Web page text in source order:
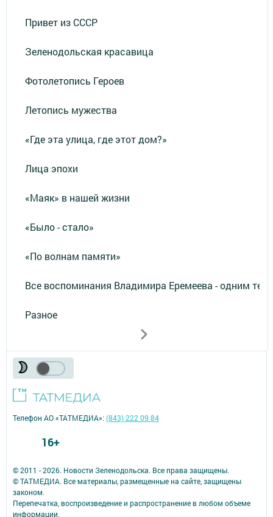
Привет из СССР
Зеленодольская красавица
Фотолетопись Героев
Летопись мужества
«Где эта улица, где этот дом?»
Лица эпохи
«Маяк» в нашей жизни
«Было - стало»
«По волнам памяти»
Все воспоминания Владимира Еремеева - одним
Разное
© 2011 - 2026. Новости Зеленодольска. Все права защищены.
© ТАТМЕДИА. Все материалы, размещенные на сайте, защищены
законом.
Перепечатка, воспроизведение и распространение в любом объеме
информации,
Телефон АО «ТАТМЕДИА»:(843) 222 09 84
16+